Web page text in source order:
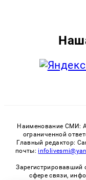
Наименование СМИ:
ограниченной
Главный редактор:
почты:
Зарегистрировавший
сфере связи,